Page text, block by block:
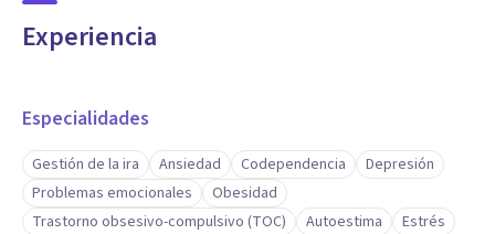
Experiencia
Especialidades
Gestión de la ira Ansiedad Codependencia
Depresión
Problemas emocionales
Obesidad
Trastorno obsesivo-compulsivo (TOC)
Autoestima
Estrés